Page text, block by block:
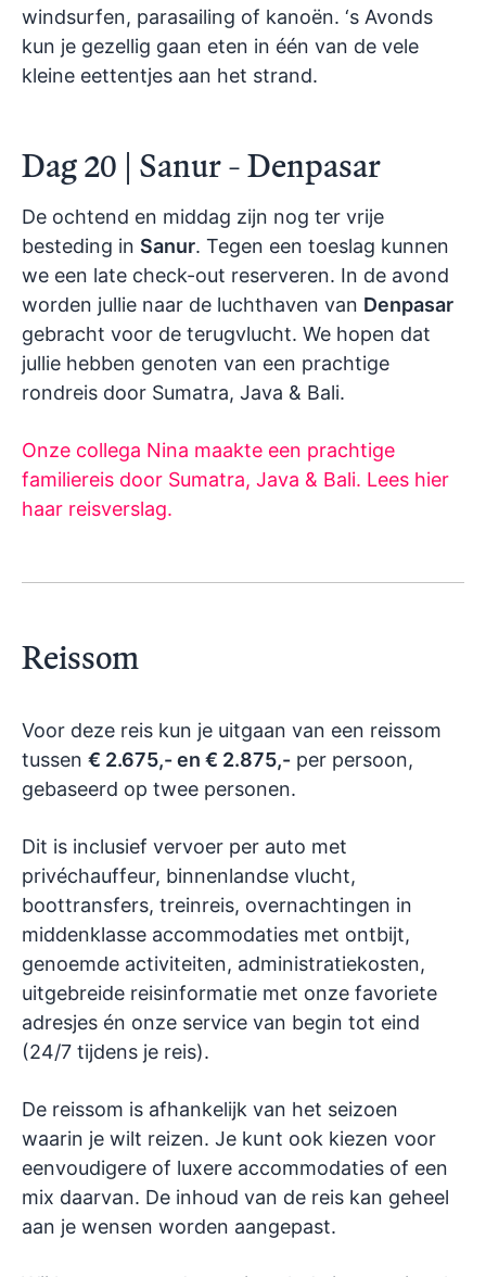
windsurfen, parasailing of kanoën. ‘s Avonds
kun je gezellig gaan eten in één van de vele
kleine eettentjes aan het strand.
Dag 20 | Sanur - Denpasar
De ochtend en middag zijn nog ter vrije
besteding in Sanur. Tegen een toeslag kunnen
we een late check-out reserveren. In de avond
worden jullie naar de luchthaven van Denpasar
gebracht voor de terugvlucht. We hopen dat
jullie hebben genoten van een prachtige
rondreis door Sumatra, Java & Bali.
Onze collega Nina maakte een prachtige
familiereis door Sumatra, Java & Bali. Lees hier
haar reisverslag.
Reissom
Voor deze reis kun je uitgaan van een reissom
tussen € 2.675,- en € 2.875,- per persoon,
gebaseerd op twee personen.
Dit is inclusief vervoer per auto met
privéchauffeur, binnenlandse vlucht,
boottransfers, treinreis, overnachtingen in
middenklasse accommodaties met ontbijt,
genoemde activiteiten, administratiekosten,
uitgebreide reisinformatie met onze favoriete
adresjes én onze service van begin tot eind
(24/7 tijdens je reis).
De reissom is afhankelijk van het seizoen
waarin je wilt reizen. Je kunt ook kiezen voor
eenvoudigere of luxere accommodaties of een
mix daarvan. De inhoud van de reis kan geheel
aan je wensen worden aangepast.